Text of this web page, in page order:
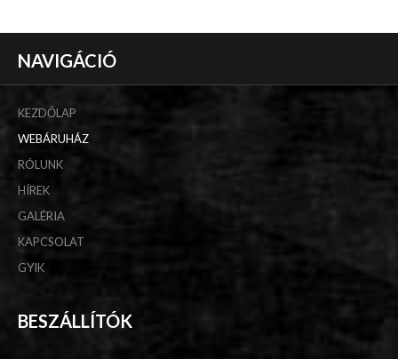
NAVIGÁCIÓ
KEZDŐLAP
WEBÁRUHÁZ
RÓLUNK
HÍREK
GALÉRIA
KAPCSOLAT
GYIK
BESZÁLLÍTÓK